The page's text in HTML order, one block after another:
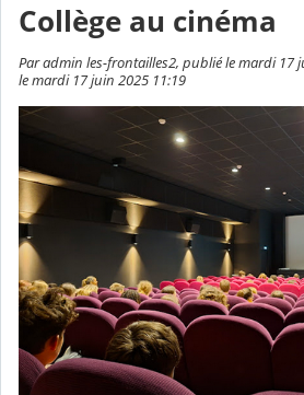
Collège au cinéma
Par admin les-frontailles2, publié le mardi 17
le mardi 17 juin 2025 11:19